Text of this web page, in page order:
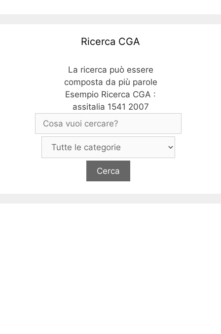
Ricerca CGA
La ricerca può essere
composta da più parole
Esempio Ricerca CGA :
assitalia 1541 2007